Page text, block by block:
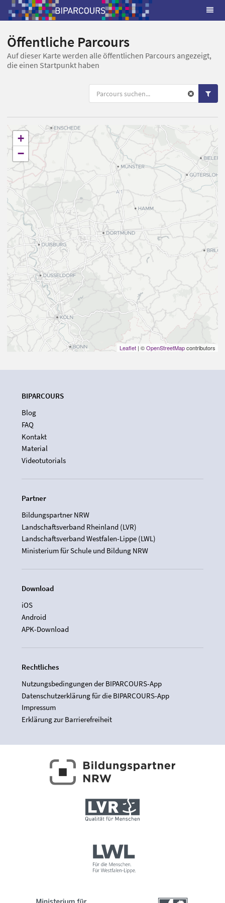
Öffentliche Parcours
Auf dieser Karte werden alle öffentlichen Parcours angezeigt,
die einen Startpunkt haben
+
−
Leaflet | ©OpenStreetMapcontributors
BIPARCOURS
Blog
FAQ
Kontakt
Material
Videotutorials
Partner
Bildungspartner NRW
Landschaftsverband Rheinland (LVR)
Landschaftsverband Westfalen-Lippe (LWL)
Ministerium für Schule und Bildung NRW
Download
iOS
Android
APK-Download
Rechtliches
Nutzungsbedingungen der BIPARCOURS-App
Datenschutzerklärung für die BIPARCOURS-App
Impressum
Erklärung zur Barrierefreiheit